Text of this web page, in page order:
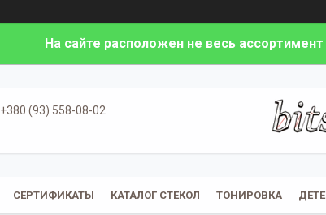
На сайте расположен не весь
+380 (93) 558-08-02
СЕРТИФИКАТЫ КАТАЛОГ СТЕКОЛ ТОНИРОВКА